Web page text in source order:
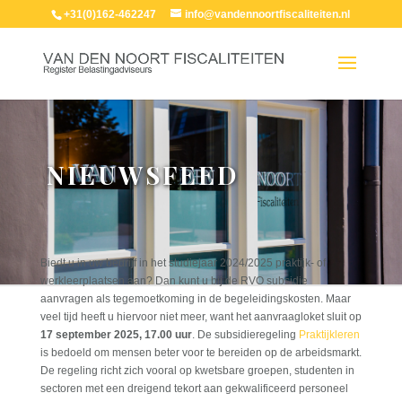
+31(0)162-462247 info@vandennoortfiscaliteiten.nl
NIEUWSFEED
Biedt u in uw bedrijf in het studiejaar 2024/2025 praktijk- of
werkleerplaatsen aan? Dan kunt u bij de RVO subsidie
aanvragen als tegemoetkoming in de begeleidingskosten. Maar
veel tijd heeft u hiervoor niet meer, want het aanvraagloket sluit op
17 september 2025, 17.00 uur. De subsidieregeling Praktijkleren
is bedoeld om mensen beter voor te bereiden op de arbeidsmarkt.
De regeling richt zich vooral op kwetsbare groepen, studenten in
sectoren met een dreigend tekort aan gekwalificeerd personeel